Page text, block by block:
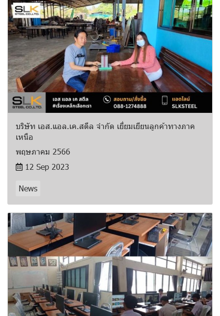
บริษัท เอส.แอล.เค.สตีล จำกัด เยี่ยมเยียนลูกค้าทางภาค
เหนือ
พฤษภาคม 2566
12 Sep 2023
News